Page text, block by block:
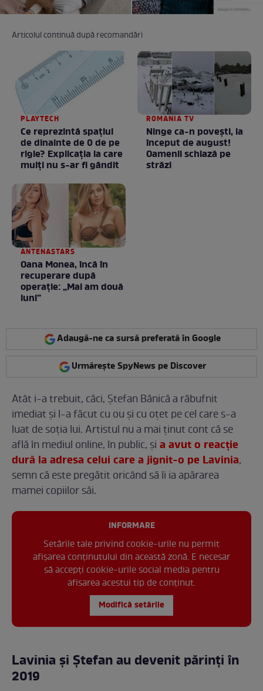
Articolul continuă după recomandări
PLAYTECH
Ce reprezintă spaţiul
de dinainte de 0 de pe
rigle? Explicaţia la care
mulţi nu s-ar fi gândit
ROMANIA TV
Ninge ca-n povești, la
început de august!
Oamenii schiază pe
străzi
ANTENASTARS
Oana Monea, încă în
recuperare după
operație: „Mai am două
luni”
Adaugă-ne ca sursă preferată în Google
Urmărește SpyNews pe Discover
Atât i-a trebuit, căci, Ștefan Bănică a răbufnit
imediat și l-a făcut cu ou și cu oțet pe cel care s-a
luat de soția lui. Artistul nu a mai ținut cont că se
află în mediul online, în public, și a avut o reacție
dură la adresa celui care a jignit-o pe Lavinia,
semn că este pregătit oricând să îi ia apărarea
mamei copiilor săi.
INFORMARE
Setările tale privind cookie-urile nu permit
afișarea conținutului din această zonă. E necesar
să accepți cookie-urile social media pentru
afisarea acestui tip de conținut.
Modifică setările
Lavinia și Ștefan au devenit părinți în
2019